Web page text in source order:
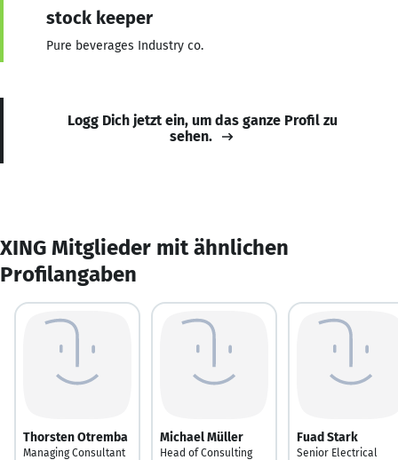
stock keeper
Pure beverages Industry co.
Logg Dich jetzt ein, um das ganze Profil zu
sehen.
XING Mitglieder mit ähnlichen
Profilangaben
Thorsten Otremba
Managing Consultant
Michael Müller
Head of Consulting
Fuad Stark
Senior Electrical